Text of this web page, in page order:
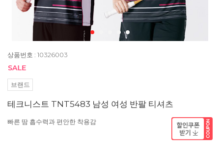
상품번호 : 10326003
브랜드
테크니스트 TNT5483 남성 여성 반팔 티셔츠
빠른 땀 흡수력과 편안한 착용감